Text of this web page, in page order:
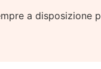
a disposizione